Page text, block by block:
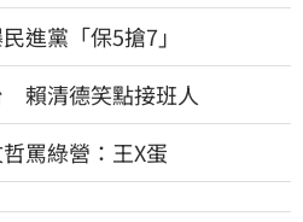
進黨「保5搶7」
賴清德笑點接班人
罵綠營：王X蛋